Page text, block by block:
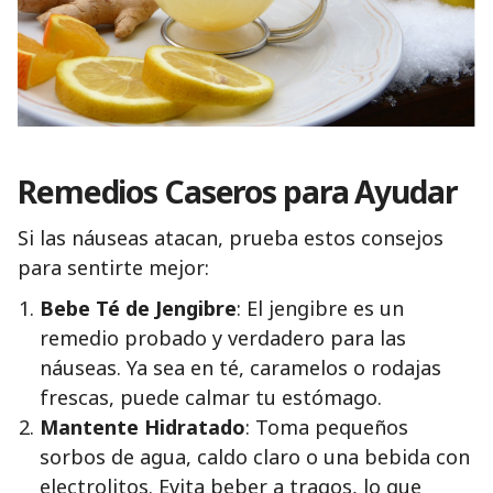
Remedios Caseros para Ayudar
Si las náuseas atacan, prueba estos consejos
para sentirte mejor:
Bebe Té de Jengibre: El jengibre es un
remedio probado y verdadero para las
náuseas. Ya sea en té, caramelos o rodajas
frescas, puede calmar tu estómago.
Mantente Hidratado: Toma pequeños
sorbos de agua, caldo claro o una bebida con
electrolitos. Evita beber a tragos, lo que